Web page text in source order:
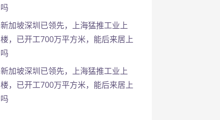
吗
新加坡深圳已领先，上海猛推工业上
楼，已开工700万平方米，能后来居上
吗
新加坡深圳已领先，上海猛推工业上
楼，已开工700万平方米，能后来居上
吗